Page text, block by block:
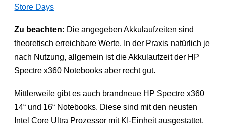
Store Days
Zu beachten: Die angegeben Akkulaufzeiten sind
theoretisch erreichbare Werte. In der Praxis natürlich je
nach Nutzung, allgemein ist die Akkulaufzeit der HP
Spectre x360 Notebooks aber recht gut.
Mittlerweile gibt es auch brandneue HP Spectre x360
14“ und 16“ Notebooks. Diese sind mit den neusten
Intel Core Ultra Prozessor mit KI-Einheit ausgestattet.